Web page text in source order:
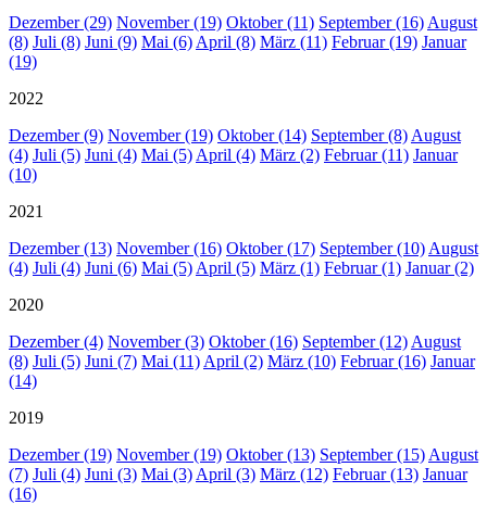
Dezember (29) November (19) Oktober (11) September (16)August
(8) Juli (8) Juni (9) Mai (6)April (8) März (11) Februar (19) Januar
(19)
2022
Dezember (9) November (19) Oktober (14) September (8)August
(4) Juli (5) Juni (4) Mai (5)April (4) März (2) Februar (11) Januar
(10)
2021
Dezember (13) November (16) Oktober (17) September (10)August
(4) Juli (4) Juni (6) Mai (5)April (5) März (1) Februar (1) Januar (2)
2020
Dezember (4) November (3) Oktober (16) September (12)August
(8) Juli (5) Juni (7) Mai (11)April (2) März (10) Februar (16) Januar
(14)
2019
Dezember (19) November (19) Oktober (13) September (15)August
(7) Juli (4) Juni (3) Mai (3)April (3) März (12) Februar (13) Januar
(16)